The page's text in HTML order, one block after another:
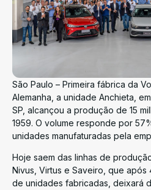
São Paulo – Primeira fábrica da
Alemanha, a unidade Anchieta,
SP, alcançou a produção de 15
1959. O volume responde por
unidades manufaturadas pela
Hoje saem das linhas de
Nivus, Virtus e Saveiro, que após
de unidades fabricadas, deixará